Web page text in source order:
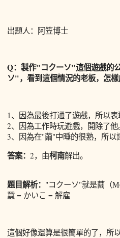
出題人：阿笠博士
Q：製作"コクーソ"這個遊戲的
ソ"，看到這個情況的老板，怎樣
1、因為最後打通了遊戲，所以表
2、因為工作時玩遊戲，開除了他
3、因為在"繭"中睡的很熟，所以
答案： 2，由柯南解出。
題目解析： "コクーソ"就是繭（
蠶 = かいこ = 解雇
這個好像還算是很簡單的了，所